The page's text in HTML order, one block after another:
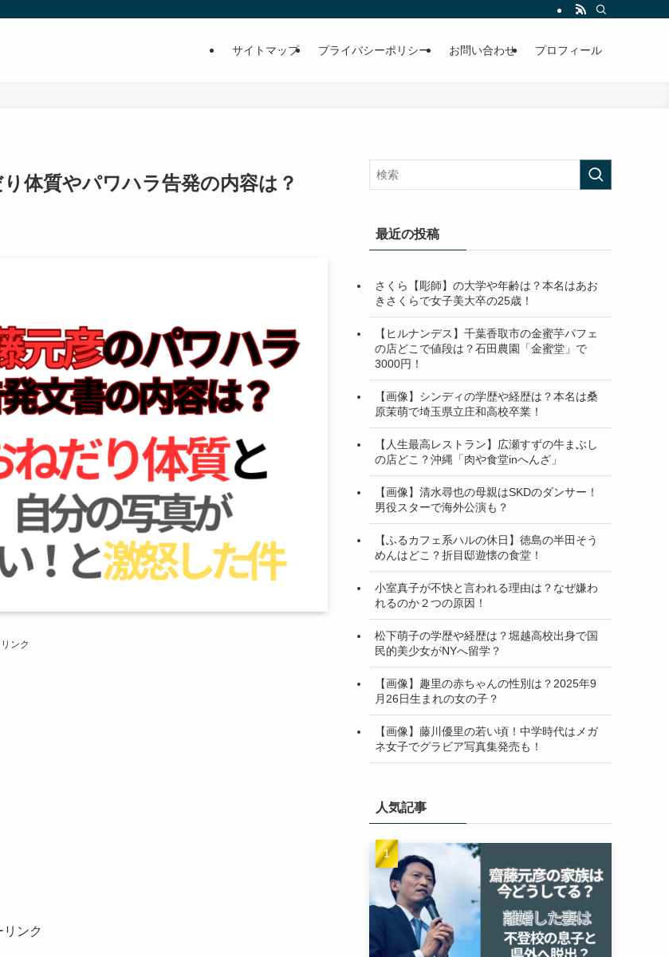
サイトマップ プライバシーポリシー お問い合わせ プロフィール
体質やパワハラ告発の内容は？
ンク
リンク
最近の投稿
さくら【彫師】の大学や年齢は？本名はあお
きさくらで女子美大卒の25歳！
【ヒルナンデス】千葉香取市の金蜜芋パフェ
の店どこで値段は？石田農園「金蜜堂」で
3000円！
【画像】シンディの学歴や経歴は？本名は桑
原茉萌で埼玉県立庄和高校卒業！
【人生最高レストラン】広瀬すずの牛まぶし
の店どこ？沖縄「肉や食堂inへんざ」
【画像】清水尋也の母親はSKDのダンサー！
男役スターで海外公演も？
【ふるカフェ系ハルの休日】徳島の半田そう
めんはどこ？折目邸遊懐の食堂！
小室真子が不快と言われる理由は？なぜ嫌わ
れるのか２つの原因！
松下萌子の学歴や経歴は？堀越高校出身で国
民的美少女がNYへ留学？
【画像】趣里の赤ちゃんの性別は？2025年9
月26日生まれの女の子？
【画像】藤川優里の若い頃！中学時代はメガ
ネ女子でグラビア写真集発売も！
人気記事